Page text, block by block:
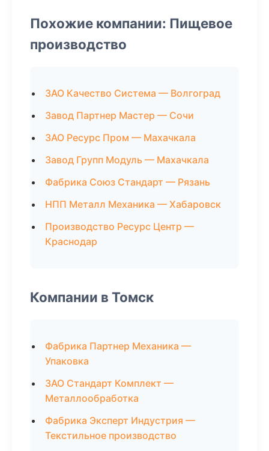
Похожие компании: Пищевое
производство
ЗАО Качество Система — Волгоград
Завод Партнер Мастер — Сочи
ЗАО Ресурс Пром — Махачкала
Завод Групп Модуль — Махачкала
Фабрика Союз Стандарт — Рязань
НПП Металл Механика — Хабаровск
Производство Ресурс Центр —
Краснодар
Компании в Томск
Фабрика Партнер Механика —
Упаковка
ЗАО Стандарт Комплект —
Металлообработка
Фабрика Эксперт Индустрия —
Текстильное производство